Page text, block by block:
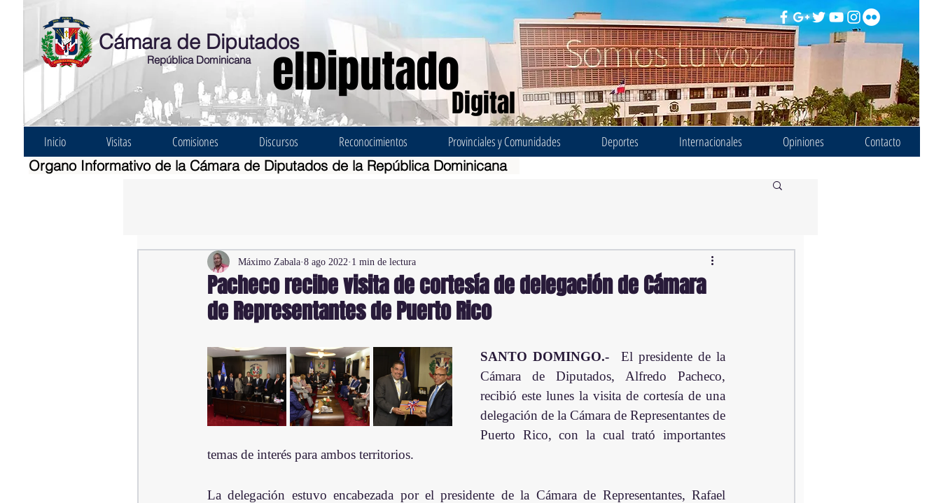
Digital
elDiputado
Cámara de Diputados
República Dominicana
Inicio Visitas Comisiones Discursos Reconocimientos Provinciales y Comunidades Deportes Internacionales Opiniones Contacto
Organo Informativo de la Cámara de Diputados de la República Dominicana
Pacheco recibe visita de cortesía de delegación de Cámara
de Representantes de Puerto Rico
Máximo Zabala 8 ago 2022 1 min de lectura
SANTO DOMINGO.-
  El presidente de la
Cámara de Diputados, Alfredo Pacheco,
recibió este lunes la visita de cortesía de una
delegación de la Cámara de Representantes de
Puerto Rico, con la cual trató importantes
temas de interés para ambos territorios.
La delegación estuvo encabezada por el presidente de la Cámara de Representantes, Rafael